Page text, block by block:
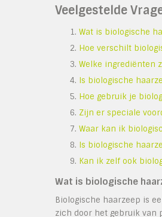
Veelgestelde
Wat is biologische
Hoe verschilt
Welke ingrediënten
Is biologische
Hoe gebruik je
Zijn er speciale
Waar kan ik
Is biologische
Kan ik zelf ook
Wat is biologische
Biologische haarzeep is
zich door het gebruik van